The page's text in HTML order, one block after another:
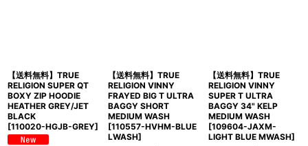
【送料無料】TRUE
RELIGION SUPER QT
BOXY ZIP HOODIE
HEATHER GREY/JET
BLACK
[110020-HGJB-GREY]
【送料無料】TRUE
RELIGION VINNY
FRAYED BIG T ULTRA
BAGGY SHORT
MEDIUM WASH
[110557-HVHM-BLUE
LWASH]
【送料無料】TRUE
RELIGION VINNY
SUPER T ULTRA
BAGGY 34" KELP
MEDIUM WASH
[109604-JAXM-
LIGHT BLUE MWASH]